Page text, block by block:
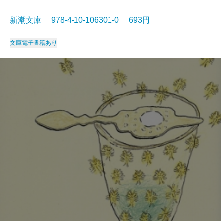
新潮文庫 978-4-10-106301-0 693円
文庫電子書籍あり